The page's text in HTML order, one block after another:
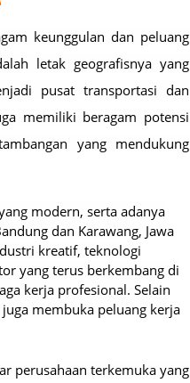
keunggulan dan peluang
letak geografisnya yang
pusat transportasi dan
memiliki beragam potensi
yang mendukung
modern, serta adanya
dan Karawang, Jawa
kreatif, teknologi
yang terus berkembang di
kerja profesional. Selain
membuka peluang kerja
perusahaan terkemuka yang